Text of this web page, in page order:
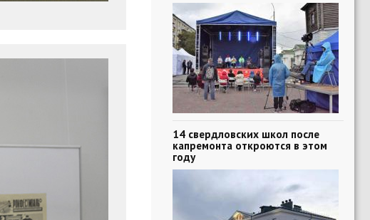
14 свердловских школ после
капремонта откроются в этом
году